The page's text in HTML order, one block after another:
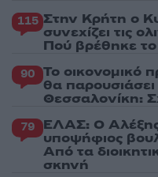
115 Στην Κρήτη ο
συνεχίζει τις
Πού βρέθηκε
90 Το οικονομικό
θα
Θεσσαλονίκη:
79 ΕΛΑΣ: Ο
υποψήφιος
Από τα
σκηνή